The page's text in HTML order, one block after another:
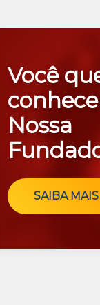
Você
Nossa
SAIBA MAIS